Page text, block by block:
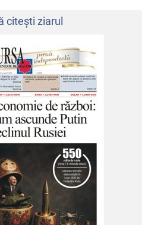
citeşti ziarul